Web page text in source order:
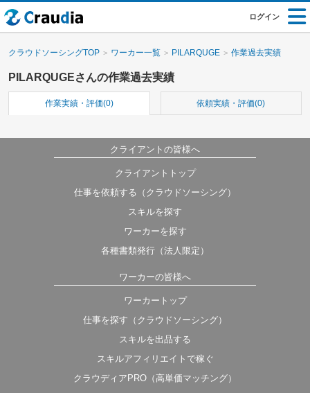
ログイン
クラウドソーシングTOP ワーカー一覧 PILARQUGE 作業過去実績
PILARQUGEさんの作業過去実績
作業実績・評価(0) 依頼実績・評価(0)
クライアントの皆様へ
クライアントトップ
仕事を依頼する（クラウドソーシング）
スキルを探す
ワーカーを探す
各種書類発行（法人限定）
ワーカーの皆様へ
ワーカートップ
仕事を探す（クラウドソーシング）
スキルを出品する
スキルアフィリエイトで稼ぐ
クラウディアPRO（高単価マッチング）